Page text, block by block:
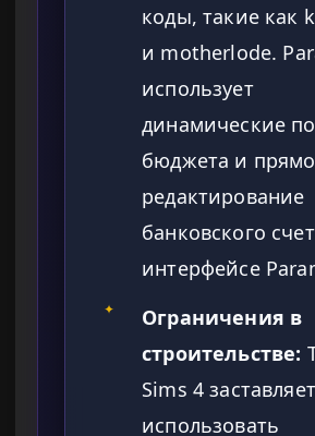
коды, такие как
и motherlode.
использует
динамические
бюджета и
редактирование
банковского
интерфейсе
✦
Ограничения в
строительстве:
Sims 4
использовать